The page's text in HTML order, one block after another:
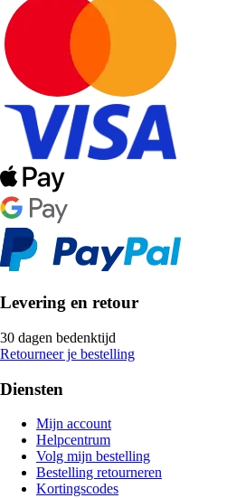
Levering en retour
30 dagen bedenktijd
Retourneer je bestelling
Diensten
Mijn account
Helpcentrum
Volg mijn bestelling
Bestelling retourneren
Kortingscodes